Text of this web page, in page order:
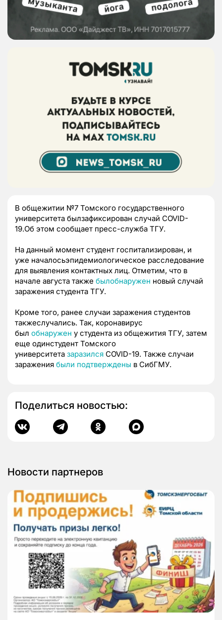
В общежитии №7 Томского государственного
университета былзафиксирован случай COVID-
19.Об этом сообщает пресс-служба ТГУ.
На данный момент студент госпитализирован, и
уже началосьэпидемиологическое расследование
для выявления контактных лиц. Отметим, что в
начале августа также былобнаружен новый случай
заражения студента ТГУ.
Кроме того, ранее случаи заражения студентов
такжеслучались. Так, коронавирус
был обнаружен у студента из общежития ТГУ, затем
еще одинстудент Томского
университета заразился COVID-19. Также случаи
заражения были подтверждены в СибГМУ.
Поделиться новостью:
Новости партнеров